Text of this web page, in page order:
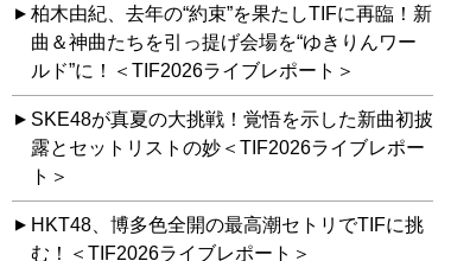
柏木由紀、去年の“約束”を果たしTIFに再臨！新
曲＆神曲たちを引っ提げ会場を“ゆきりんワー
ルド”に！＜TIF2026ライブレポート＞
SKE48が真夏の大挑戦！覚悟を示した新曲初披
露とセットリストの妙＜TIF2026ライブレポー
ト＞
HKT48、博多色全開の最高潮セトリでTIFに挑
む！＜TIF2026ライブレポート＞